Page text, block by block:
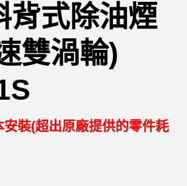
背式除油煙
雙渦輪)
裝(超出原廠提供的零件耗